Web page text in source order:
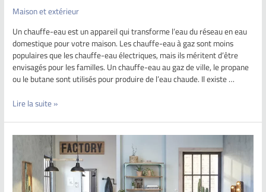
Maison et extérieur
Un chauffe-eau est un appareil qui transforme l’eau du réseau en eau
domestique pour votre maison. Les chauffe-eau à gaz sont moins
populaires que les chauffe-eau électriques, mais ils méritent d’être
envisagés pour les familles. Un chauffe-eau au gaz de ville, le propane
ou le butane sont utilisés pour produire de l’eau chaude. Il existe …
Lire la suite »